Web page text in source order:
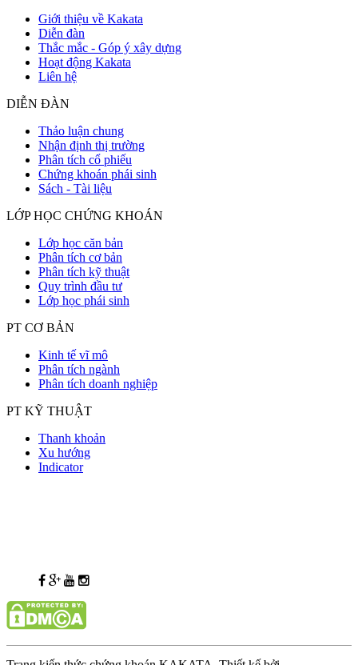
Giới thiệu về Kakata
Diễn đàn
Thắc mắc - Góp ý xây dựng
Hoạt động Kakata
Liên hệ
DIỄN ĐÀN
Thảo luận chung
Nhận định thị trường
Phân tích cổ phiếu
Chứng khoán phái sinh
Sách - Tài liệu
LỚP HỌC CHỨNG KHOÁN
Lớp học căn bản
Phân tích cơ bản
Phân tích kỹ thuật
Quy trình đầu tư
Lớp học phái sinh
PT CƠ BẢN
Kinh tế vĩ mô
Phân tích ngành
Phân tích doanh nghiệp
PT KỸ THUẬT
Thanh khoản
Xu hướng
Indicator